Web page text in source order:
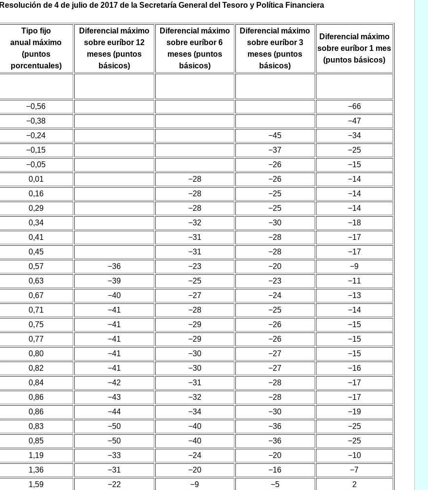
Resolución de 4 de julio de 2017 de la Secretaría General del Tesoro y Política Financiera
Tipo fijo
anual máximo
(puntos
porcentuales)
Diferencial máximo
sobre euríbor 12
meses (puntos
básicos)
Diferencial máximo
sobre euríbor 6
meses (puntos
básicos)
Diferencial máximo
sobre euríbor 3
meses (puntos
básicos)
Diferencial máximo
sobre euríbor 1 mes
(puntos básicos)
−0,56
−66
−0,38
−47
−0,24 −45
−34
−0,15 −37
−25
−0,05 −26
−15
0,01 −28 −26
−14
0,16 −28 −25
−14
0,29 −28 −25
−14
0,34 −32 −30
−18
0,41 −31 −28
−17
0,45 −31 −28
−17
0,57 −36 −23 −20
−9
0,63 −39 −25 −23
−11
0,67 −40 −27 −24
−13
0,71 −41 −28 −25
−14
0,75 −41 −29 −26
−15
0,77 −41 −29 −26
−15
0,80 −41 −30 −27
−15
0,82 −41 −30 −27
−16
0,84 −42 −31 −28
−17
0,86 −43 −32 −28
−17
0,86 −44 −34 −30
−19
0,83 −50 −40 −36
−25
0,85 −50 −40 −36
−25
1,19 −33 −24 −20
−10
1,36 −31 −20 −16
−7
1,59 −22 −9 −5
2